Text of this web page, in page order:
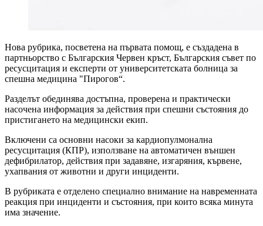
Нова рубрика, посветена на първата помощ, е създадена в
партньорство с Българския Червен кръст, Българския съвет по
ресусцитация и експерти от университетската болница за
спешна медицина "Пирогов“.
Разделът обединява достъпна, проверена и практически
насочена информация за действия при спешни състояния до
пристигането на медицински екип.
Включени са основни насоки за кардиопулмонална
ресусцитация (КПР), използване на автоматичен външен
дефибрилатор, действия при задавяне, изгаряния, кървене,
ухапвания от животни и други инциденти.
В рубриката е отделено специално внимание на навременната
реакция при инциденти и състояния, при които всяка минута
има значение.